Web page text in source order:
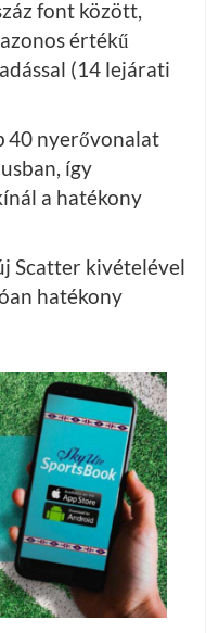
font között,
értékű
(14 lejárati
40 nyerővonalat
így
a hatékony
Scatter kivételével
hatékony